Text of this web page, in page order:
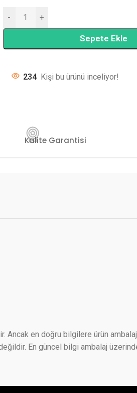
- +
Sepete Ekle
234 Kişi bu ürünü inceliyor!
Kalite Garantisi
en doğru bilgilere ürün
En güncel bilgi ambalaj